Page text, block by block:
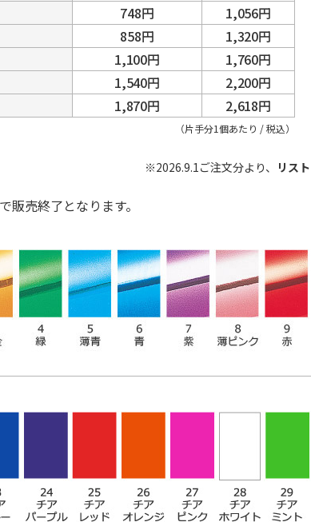
（片手分1個あたり / 税込）
748円 1,056円
858円 1,320円
1,100円 1,760円
1,540円 2,200円
1,870円 2,618円
※2026.9.1ご注文分より、 リス
売終了となります。